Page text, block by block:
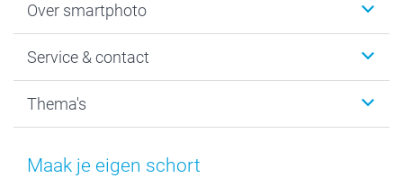
Fotoboeken
Fotocadeaus
Kaarten
Over smartphoto
Vacatures
Bestelproces
Herroepingsrecht
Service & contact
Tevredenheidsgarantie
Mijn orderstatus
Thema's
Baby
Maak je eigen schort